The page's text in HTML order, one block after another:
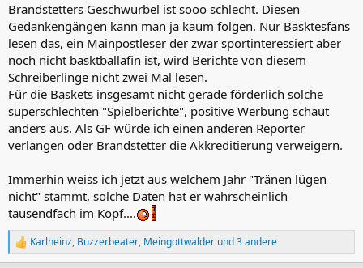
:
Brandstetters Geschwurbel ist sooo schlecht. Diesen
Gedankengängen kann man ja kaum folgen. Nur Basktesfans
lesen das, ein Mainpostleser der zwar sportinteressiert aber
noch nicht basktballafin ist, wird Berichte von diesem
Schreiberlinge nicht zwei Mal lesen.
Für die Baskets insgesamt nicht gerade förderlich solche
superschlechten "Spielberichte", positive Werbung schaut
anders aus. Als GF würde ich einen anderen Reporter
verlangen oder Brandstetter die Akkreditierung verweigern.
Immerhin weiss ich jetzt aus welchem Jahr "Tränen lügen
nicht" stammt, solche Daten hat er wahrscheinlich
tausendfach im Kopf....
R
e
Karlheinz, Buzzerbeater, Meingottwalder und 3 andere